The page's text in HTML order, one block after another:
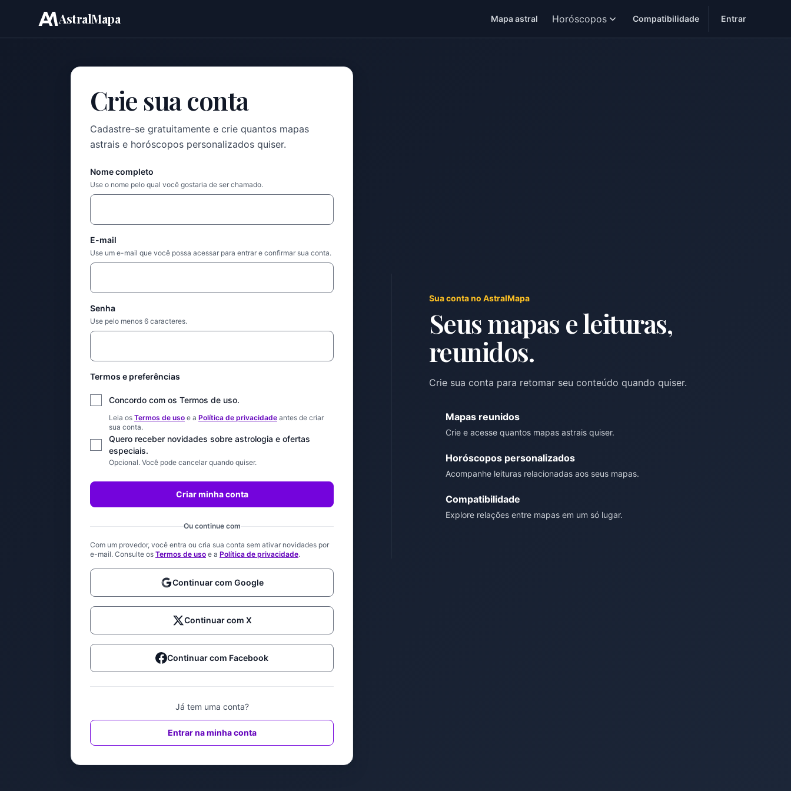
Pular para o conteúdo
AstralMapa Mapa astral Horóscopos Compatibilidade Entrar
Crie sua conta
Cadastre-se gratuitamente e crie quantos mapas
astrais e horóscopos personalizados quiser.
Nome completo
Use o nome pelo qual você gostaria de ser chamado.
E-mail
Use um e-mail que você possa acessar para entrar e confirmar sua conta.
Senha
Use pelo menos 6 caracteres.
Termos e preferências
Concordo com os Termos de uso.
Leia os Termos de uso e a Política de privacidade antes de criar
sua conta.
Quero receber novidades sobre astrologia e ofertas
especiais.
Opcional. Você pode cancelar quando quiser.
Criar minha conta
Ou continue com
Com um provedor, você entra ou cria sua conta sem ativar novidades por
e-mail. Consulte os Termos de uso e a Política de privacidade.
Continuar com Google
Continuar com X
Continuar com Facebook
Já tem uma conta?
Entrar na minha conta
Sua conta no AstralMapa
Seus mapas e leituras,
reunidos.
Crie sua conta para retomar seu conteúdo quando quiser.
Mapas reunidos
Crie e acesse quantos mapas astrais quiser.
Horóscopos personalizados
Acompanhe leituras relacionadas aos seus mapas.
Compatibilidade
Explore relações entre mapas em um só lugar.